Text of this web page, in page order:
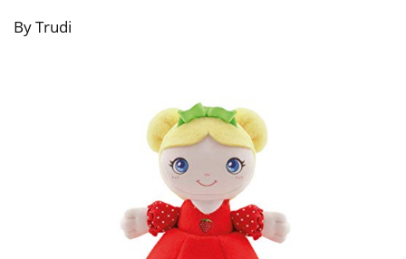
By Trudi